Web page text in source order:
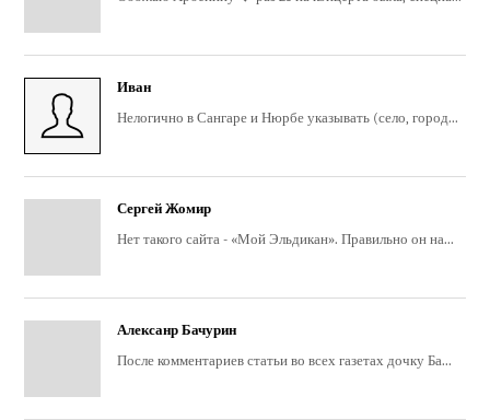
Иван
Нелогично в Сангаре и Нюрбе указывать (село, город...
Сергей Жомир
Нет такого сайта - «Мой Эльдикан». Правильно он на...
Алексанр Бачурин
После комментариев статьи во всех газетах дочку Ба...